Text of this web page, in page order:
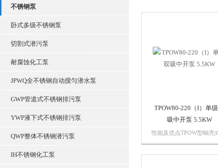
不锈钢泵
卧式多级不锈钢泵
切割式潜污泵
耐腐蚀化工泵
JPWQ全不锈钢自动搅匀潜水泵
GWP管道式不锈钢排污泵
YWP液下式不锈钢排污泵
QWP整体不锈钢潜污泵
IH不锈钢化工泵
TPOW80-220（I）单
吸中开泵 5.5KW
性能及优点TPOW型蜗壳
平中开离心泵结构紧凑，